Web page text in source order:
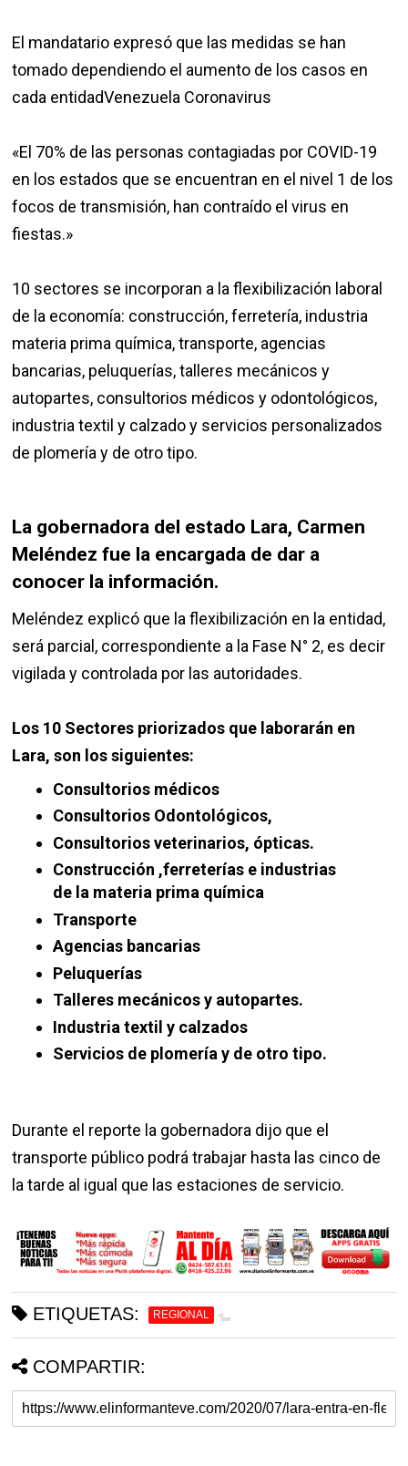
El mandatario expresó que las medidas se han
tomado dependiendo el aumento de los casos en
cada entidadVenezuela Coronavirus
«El 70% de las personas contagiadas por COVID-19
en los estados que se encuentran en el nivel 1 de los
focos de transmisión, han contraído el virus en
fiestas.»
10 sectores se incorporan a la flexibilización laboral
de la economía: construcción, ferretería, industria
materia prima química, transporte, agencias
bancarias, peluquerías, talleres mecánicos y
autopartes, consultorios médicos y odontológicos,
industria textil y calzado y servicios personalizados
de plomería y de otro tipo.
La gobernadora del estado Lara, Carmen
Meléndez fue la encargada de dar a
conocer la información.
Meléndez explicó que la flexibilización en la entidad,
será parcial, correspondiente a la Fase N° 2, es decir
vigilada y controlada por las autoridades.
Los 10 Sectores priorizados que laborarán en
Lara, son los siguientes:
Consultorios médicos
Consultorios Odontológicos,
Consultorios veterinarios, ópticas.
Construcción ,ferreterías e industrias
de la materia prima química
Transporte
Agencias bancarias
Peluquerías
Talleres mecánicos y autopartes.
Industria textil y calzados
Servicios de plomería y de otro tipo.
Durante el reporte la gobernadora dijo que el
transporte público podrá trabajar hasta las cinco de
la tarde al igual que las estaciones de servicio.
ETIQUETAS: REGIONAL
COMPARTIR: